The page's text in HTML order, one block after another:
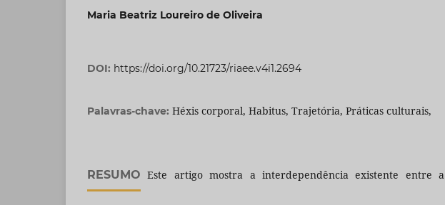
Maria Beatriz Loureiro de Oliveira
DOI: https://doi.org/10.21723/riaee.v4i1.2694
Palavras-chave: Héxis corporal, Habitus, Trajetória, Práticas culturais,
RESUMO Este artigo mostra a interdependência existente entre a